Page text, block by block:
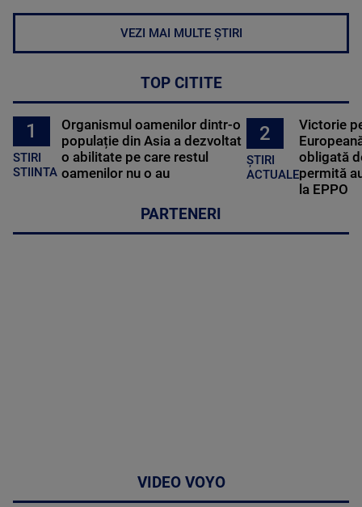
VEZI MAI MULTE ȘTIRI
TOP CITITE
1
STIRI
STIINTA
Organismul oamenilor dintr-o
populație din Asia a dezvoltat
o abilitate pe care restul
oamenilor nu o au
2
ȘTIRI
ACTUALE
Victorie
obligată
permită
la EPPO
PARTENERI
VIDEO VOYO